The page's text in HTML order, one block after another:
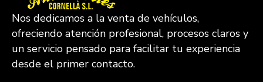
Nos dedicamos a la venta de vehículos,
ofreciendo atención profesional, procesos claros y
un servicio pensado para facilitar tu experiencia
desde el primer contacto.